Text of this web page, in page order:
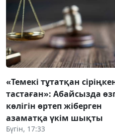
«Темекі тұтатқан
тастаған»: Абайсызда
көлігін өртеп жіберген
азаматқа үкім шықты
Бүгін, 17:33